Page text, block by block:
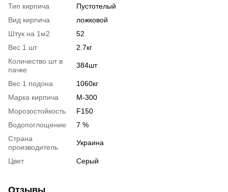
Тип кирпича
Пустотелый
Вид кирпича
ложковой
Штук на 1м2
52
Вес 1 шт
2.7кг
Количество шт в
пачке
384шт
Вес 1 подона
1060кг
Марка кирпича
М-300
Морозостойкость
F150
Водопоглощение
7 %
Страна
производитель
Украина
Цвет Серый